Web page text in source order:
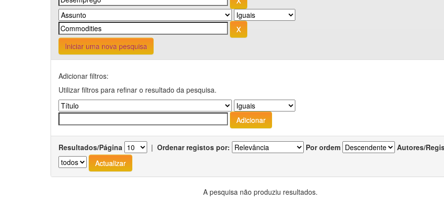
Iniciar uma nova pesquisa
Adicionar filtros:
Utilizar filtros para refinar o resultado da pesquisa.
Resultados/Página | Ordenar registos por: Por ordem Autores/
A pesquisa não produziu resultados.